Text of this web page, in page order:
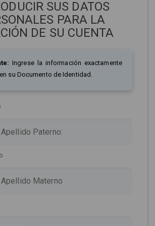
SUS DATOS
PARA LA
DE SU CUENTA
Ingrese la información exactamente
su Documento de Identidad.